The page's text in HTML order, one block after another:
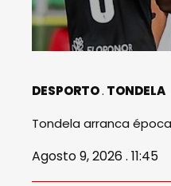
DESPORTO TONDELA
Tondela arranca
Agosto 9, 2026 . 11:45